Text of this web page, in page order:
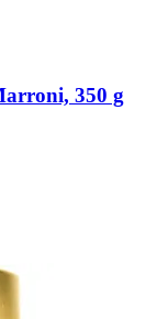
350 g